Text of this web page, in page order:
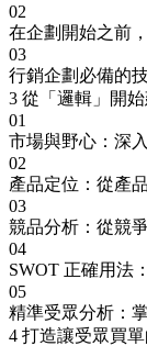
02
在企劃開始之前
03
行銷企劃必備的
3 從「邏輯」開
01
市場與野心：深
02
產品定位：從產
03
競品分析：從競
04
SWOT 正確用法
05
精準受眾分析：
4 打造讓受眾買